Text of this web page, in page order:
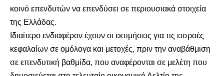
κοινό επενδυτών να επενδύσει σε περιουσιακά στοιχεία
της Ελλάδας.
Ιδιαίτερο ενδιαφέρον έχουν οι εκτιμήσεις για τις εισροές
κεφαλαίων σε ομόλογα και μετοχές, πριν την αναβάθμιση
σε επενδυτική βαθμίδα, που αναφέρονται σε μελέτη που